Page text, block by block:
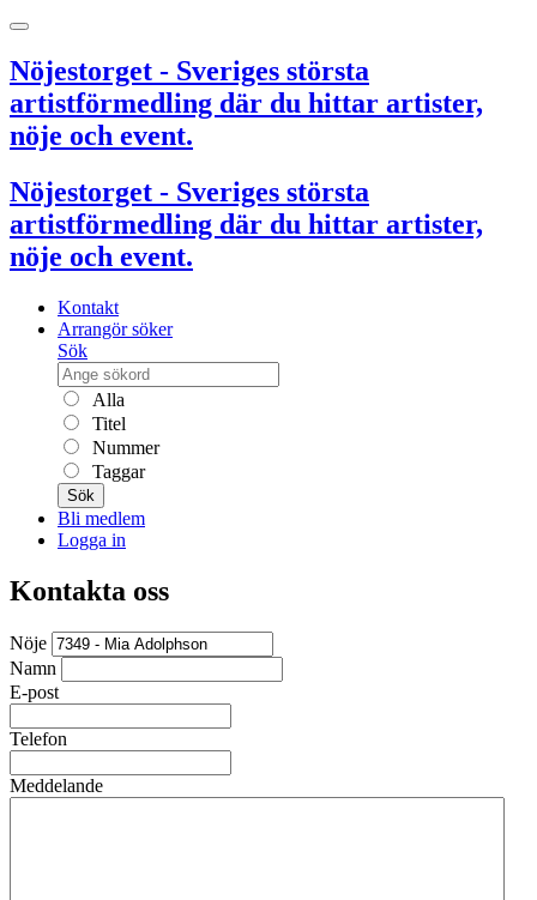
Nöjestorget - Sveriges största
artistförmedling där du hittar artister,
nöje och event.
Nöjestorget - Sveriges största
artistförmedling där du hittar artister,
nöje och event.
Kontakt
Arrangör söker
Sök
Alla
Titel
Nummer
Taggar
Sök
Bli medlem
Logga in
Kontakta oss
Nöje
Namn
E-post
Telefon
Meddelande